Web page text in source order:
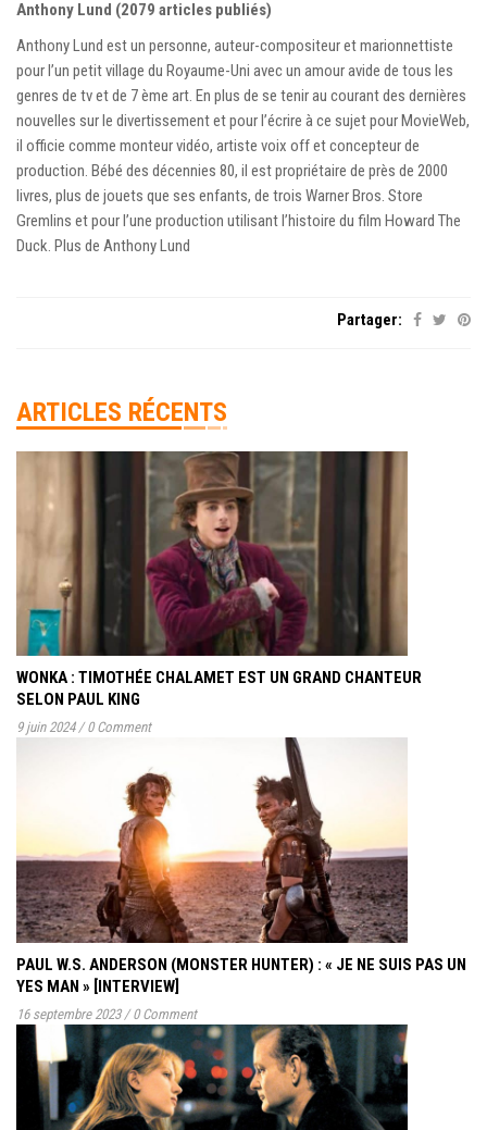
Anthony Lund (2079 articles publiés)
Anthony Lund est un personne, auteur-compositeur et marionnettiste
pour l’un petit village du Royaume-Uni avec un amour avide de tous les
genres de tv et de 7 ème art. En plus de se tenir au courant des dernières
nouvelles sur le divertissement et pour l’écrire à ce sujet pour MovieWeb,
il officie comme monteur vidéo, artiste voix off et concepteur de
production. Bébé des décennies 80, il est propriétaire de près de 2000
livres, plus de jouets que ses enfants, de trois Warner Bros. Store
Gremlins et pour l’une production utilisant l’histoire du film Howard The
Duck. Plus de Anthony Lund
Partager:
ARTICLES RÉCENTS
WONKA : TIMOTHÉE CHALAMET EST UN GRAND CHANTEUR
SELON PAUL KING
9 juin 2024 / 0 Comment
PAUL W.S. ANDERSON (MONSTER HUNTER) : « JE NE SUIS PAS UN
YES MAN » [INTERVIEW]
16 septembre 2023 / 0 Comment